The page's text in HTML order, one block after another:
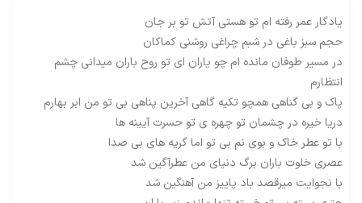
یادگار عمر رفته ام تو هستی آتش تو بر جان
حجم سبز باغی در شبم چراغی روشنی کماکان
در مسیر طوفان مانده ام چو یاران ای تو روح باران میدانی چشم
انتظارم
پاک و بی گناهی همچو تکیه گاهی آخرین پناهی بی تو من ابر بهارم
دریا خیره در چشمان تو چهره ی تو حسرت آیینه ها
با تو عطر خاک و بوی نم بی تو اما گریه های بی صدا
عصری خلوت باران برگ دنیای من عطرآگین شد
با نجوایت میرقصد باد پاییز من آهنگین شد